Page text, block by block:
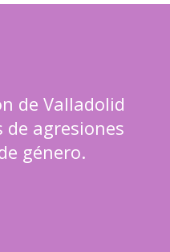
de Valladolid
agresiones
género.